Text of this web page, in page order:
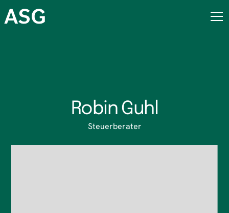
Robin Guhl
Steuerberater